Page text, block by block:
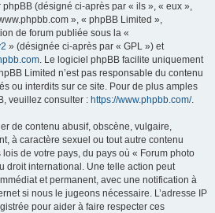
(désigné ci-après par « ils », « eux »,
», « phpBB Limited »,
de forum publiée sous la «
» (désignée ci-après par « GPL ») et
. Le logiciel phpBB facilite uniquement
Limited n’est pas responsable du contenu
ou interdits sur ce site. Pour de plus amples
veuillez consulter : https://www.phpbb.com/.
de contenu abusif, obscène, vulgaire,
à caractère sexuel ou tout autre contenu
de votre pays, du pays où « Forum photo
droit international. Une telle action peut
et permanent, avec une notification à
si nous le jugeons nécessaire. L’adresse IP
pour aider à faire respecter ces